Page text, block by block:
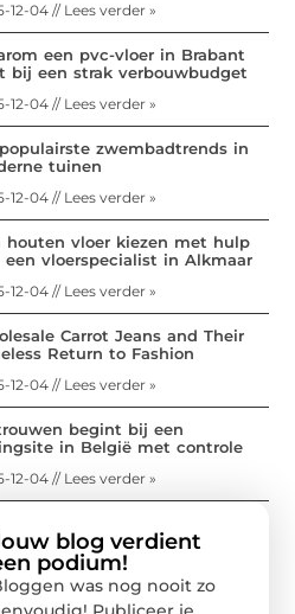
12-04 // Lees verder »
een pvc-vloer in Brabant
bij een strak verbouwbudget
12-04 // Lees verder »
zwembadtrends in
tuinen
12-04 // Lees verder »
houten vloer kiezen met hulp
een vloerspecialist in Alkmaar
12-04 // Lees verder »
Carrot Jeans and Their
Return to Fashion
12-04 // Lees verder »
begint bij een
in België met controle
12-04 // Lees verder »
blog verdient
podium!
was nog nooit zo